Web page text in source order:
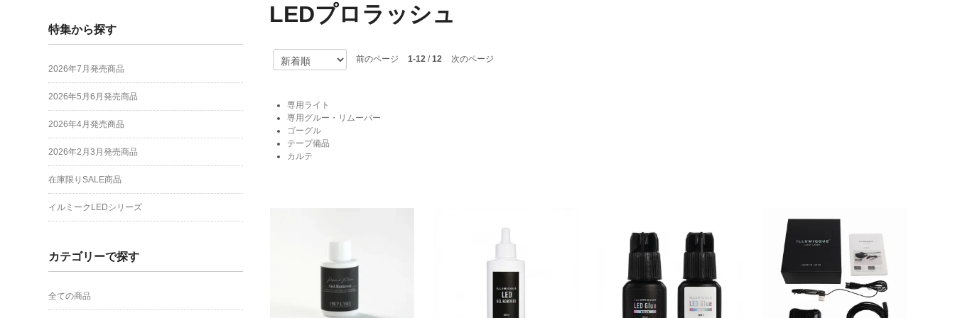
LEDプロラッシュ
前のページ 1-12/12 次のページ
専用ライト
専用グルー・リムーバー
ゴーグル
テープ備品
カルテ
特集から探す
2026年7月発売商品
2026年5月6月発売商品
2026年4月発売商品
2026年2月3月発売商品
在庫限りSALE商品
イルミークLEDシリーズ
カテゴリーで探す
全ての商品